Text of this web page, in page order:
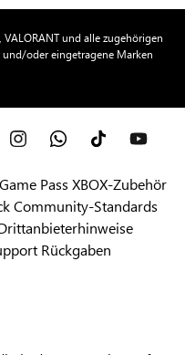
VALORANT und alle zugehörigen
oder eingetragene Marken
Pass XBOX-Zubehör
Community-Standards
Rückgaben